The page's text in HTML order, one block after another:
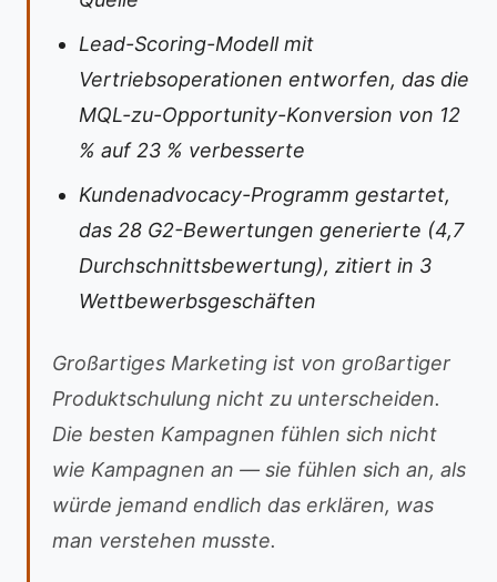
Lead-Scoring-Modell mit
Vertriebsoperationen entworfen, das die
MQL-zu-Opportunity-Konversion von 12
% auf 23 % verbesserte
Kundenadvocacy-Programm gestartet,
das 28 G2-Bewertungen generierte (4,7
Durchschnittsbewertung), zitiert in 3
Wettbewerbsgeschäften
Großartiges Marketing ist von großartiger
Produktschulung nicht zu unterscheiden.
Die besten Kampagnen fühlen sich nicht
wie Kampagnen an — sie fühlen sich an, als
würde jemand endlich das erklären, was
man verstehen musste.